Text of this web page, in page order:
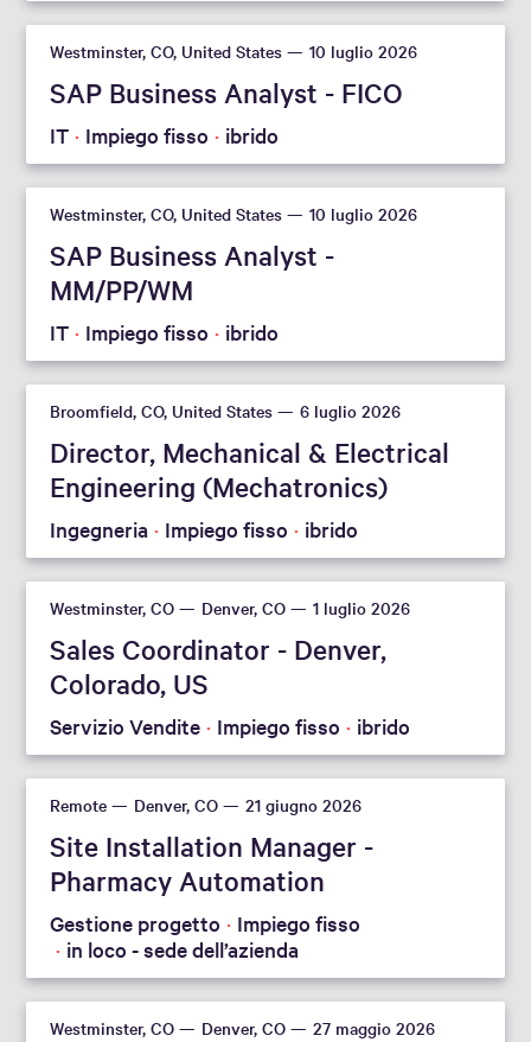
Westminster, CO, United States 10 luglio 2026
SAP Business Analyst - FICO
IT Impiego fisso ibrido
Westminster, CO, United States 10 luglio 2026
SAP Business Analyst -
MM/PP/WM
IT Impiego fisso ibrido
Broomfield, CO, United States 6 luglio 2026
Director, Mechanical & Electrical
Engineering (Mechatronics)
Ingegneria Impiego fisso ibrido
Westminster, CO Denver, CO 1 luglio 2026
Sales Coordinator - Denver,
Colorado, US
Servizio Vendite Impiego fisso ibrido
Remote Denver, CO 21 giugno 2026
Site Installation Manager -
Pharmacy Automation
Gestione progetto
Impiego fisso
in loco - sede dell’azienda
Westminster, CO Denver, CO 27 maggio 2026